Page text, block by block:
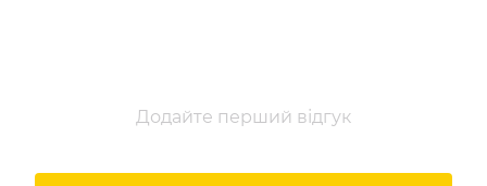
Додайте перший відгук